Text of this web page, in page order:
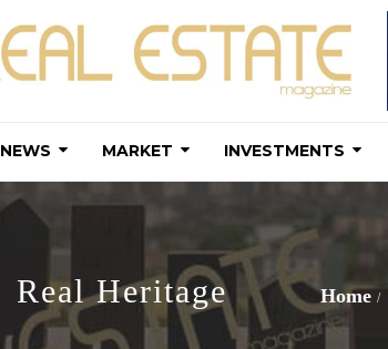
NEWS MARKET INVESTMENTS
Real Heritage Home